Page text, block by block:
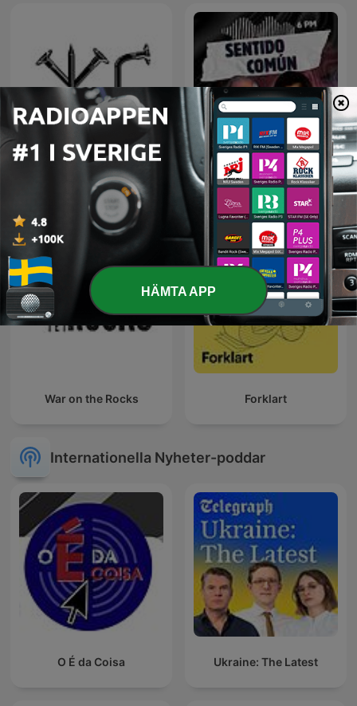
Живой Гвоздь Sentido Común
War on the Rocks Forklart
Internationella Nyheter-poddar
O É da Coisa Ukraine: The Latest
HÄMTA APP